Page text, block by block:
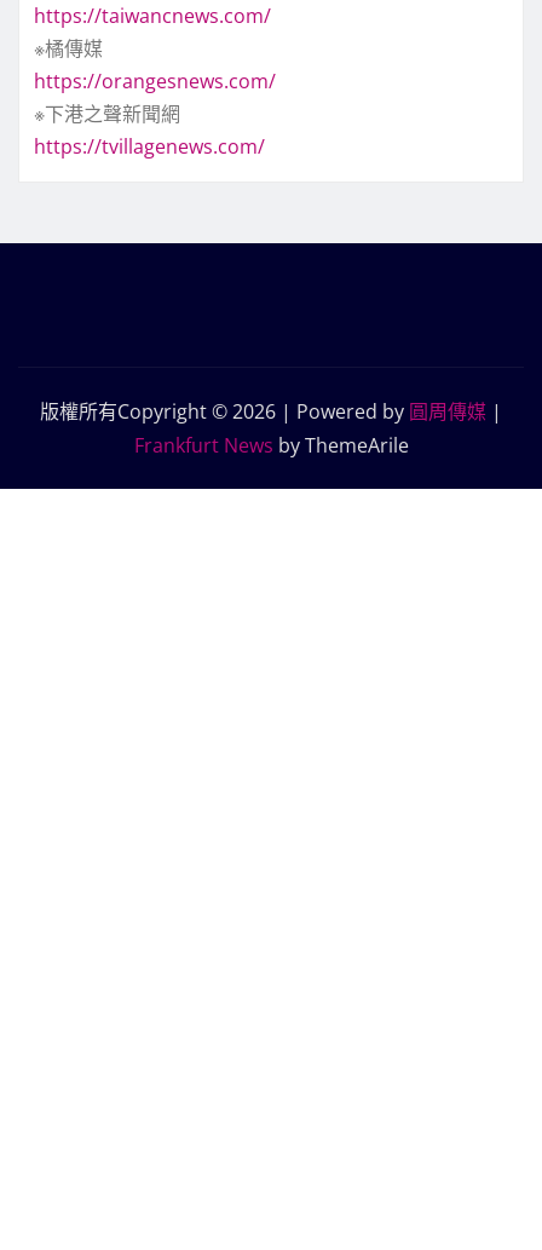
https://taiwancnews.com/
※橘傳媒
https://orangesnews.com/
※下港之聲新聞網
https://tvillagenews.com/
版權所有Copyright © 2026 | Powered by 圓周傳媒 |
Frankfurt News by ThemeArile